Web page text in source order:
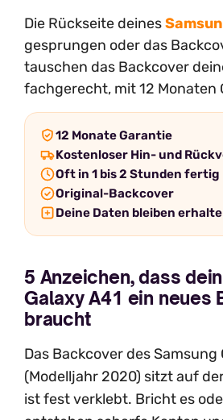
Die Rückseite deines
gesprungen oder das
tauschen das Backcover
fachgerecht, mit 12 Monaten
12 Monate Garantie
Kostenloser Hin- und
Oft in 1 bis 2 Stunden fertig
Original-Backcover
Deine Daten bleiben
5 Anzeichen, dass
Galaxy A41 ein neues
braucht
Das Backcover des Samsung
(Modelljahr 2020) sitzt auf
ist fest verklebt. Bricht es